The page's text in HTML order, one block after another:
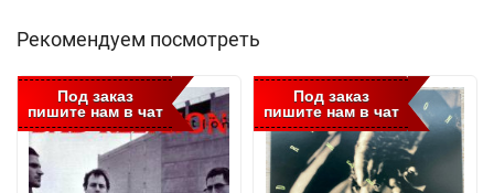
Рекомендуем посмотреть
Под заказ
пишите нам в чат
Под заказ
пишите нам в чат